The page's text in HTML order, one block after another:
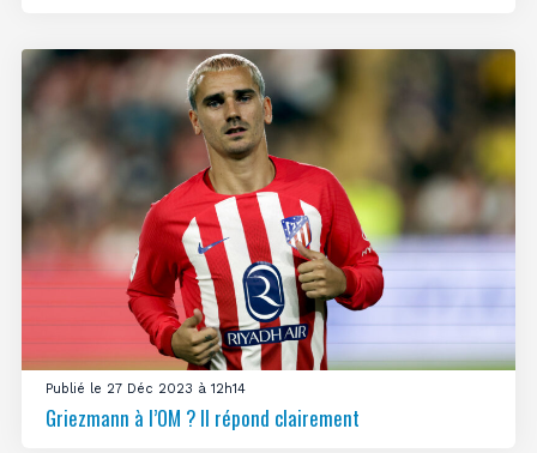
Publié le 27 Déc 2023 à 12h14
Griezmann à l’OM ? Il répond clairement